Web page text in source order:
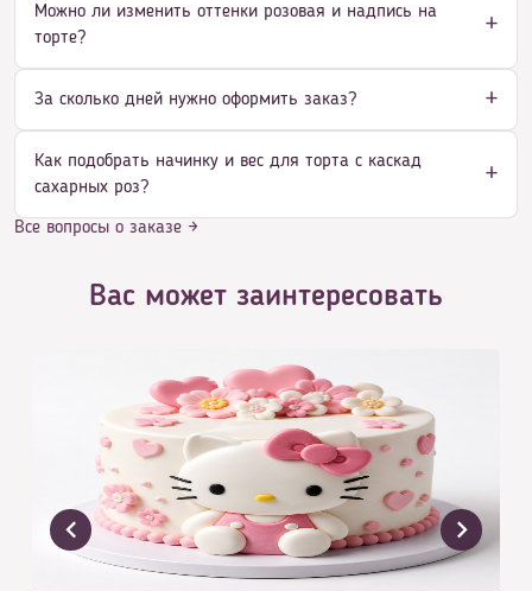
Можно ли изменить оттенки розовая и надпись на
торте?
За сколько дней нужно оформить заказ?
Как подобрать начинку и вес для торта с каскад
сахарных роз?
Все вопросы о заказе →
Вас может заинтересовать